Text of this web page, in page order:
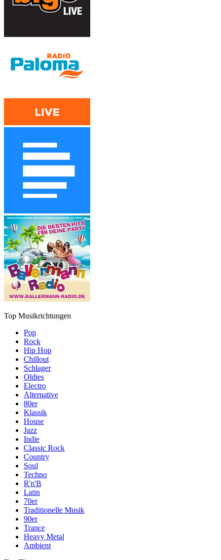
Top Musikrichtungen
Pop
Rock
Hip Hop
Chillout
Schlager
Oldies
Electro
Alternative
80er
Klassik
House
Jazz
Indie
Classic Rock
Country
Soul
Techno
R'n'B
Latin
70er
Traditionelle Musik
90er
Trance
Heavy Metal
Ambient